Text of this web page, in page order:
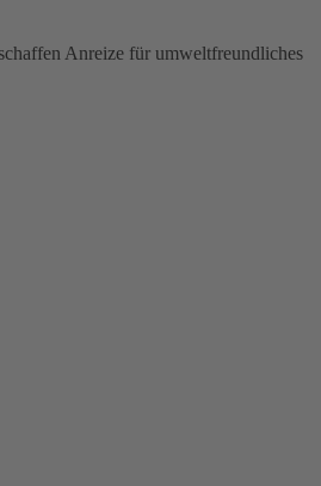
Anreize für umweltfreundliches